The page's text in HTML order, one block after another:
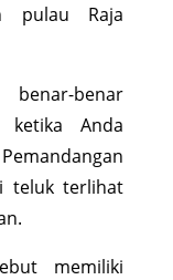
pulau Raja
benar
ketika Anda
teluk terlihat
memiliki